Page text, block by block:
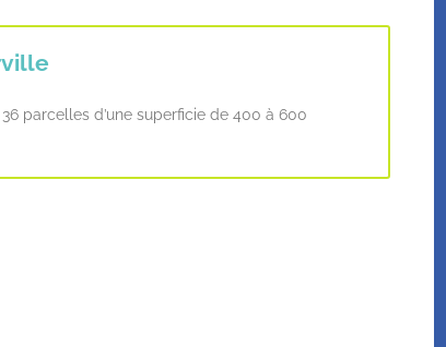
parcelles d’une superficie de 400 à 600